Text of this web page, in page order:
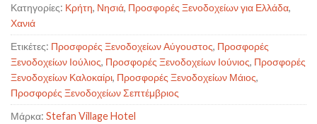
Κατηγορίες: Κρήτη, Νησιά, Προσφορές Ξενοδοχείων για Ελλάδα,
Χανιά
Ετικέτες: Προσφορές Ξενοδοχείων Αύγουστος, Προσφορές
Ξενοδοχείων Ιούλιος, Προσφορές Ξενοδοχείων Ιούνιος, Προσφορές
Ξενοδοχείων Καλοκαίρι, Προσφορές Ξενοδοχείων Μάιος,
Προσφορές Ξενοδοχείων Σεπτέμβριος
Μάρκα: Stefan Village Hotel